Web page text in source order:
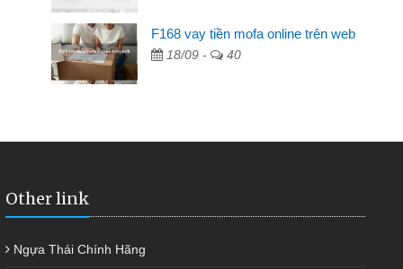
hàng không ai cho vay. Trong khi
quyết việc riêng, trong 1-2 ngày tôi trả
đã giúp tôi kịp thời và nhanh chóng
F168 vay tiền mofa online trên web
18/09 - 40
Other link
Ngựa Thái Chính Hãng